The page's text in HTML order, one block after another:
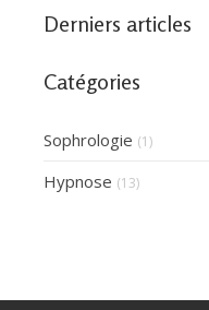
Derniers articles
Catégories
Sophrologie (1)
Hypnose (13)